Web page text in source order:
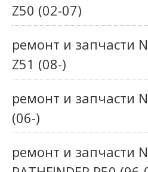
Z50 (02-07)
ремонт и запчасти
Z51 (08-)
ремонт и запчасти
(06-)
ремонт и запчасти